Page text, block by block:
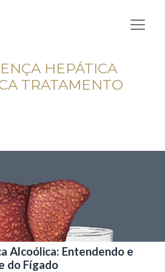
HEPÁTICA
TRATAMENTO
Alcoólica: Entendendo e
do Fígado